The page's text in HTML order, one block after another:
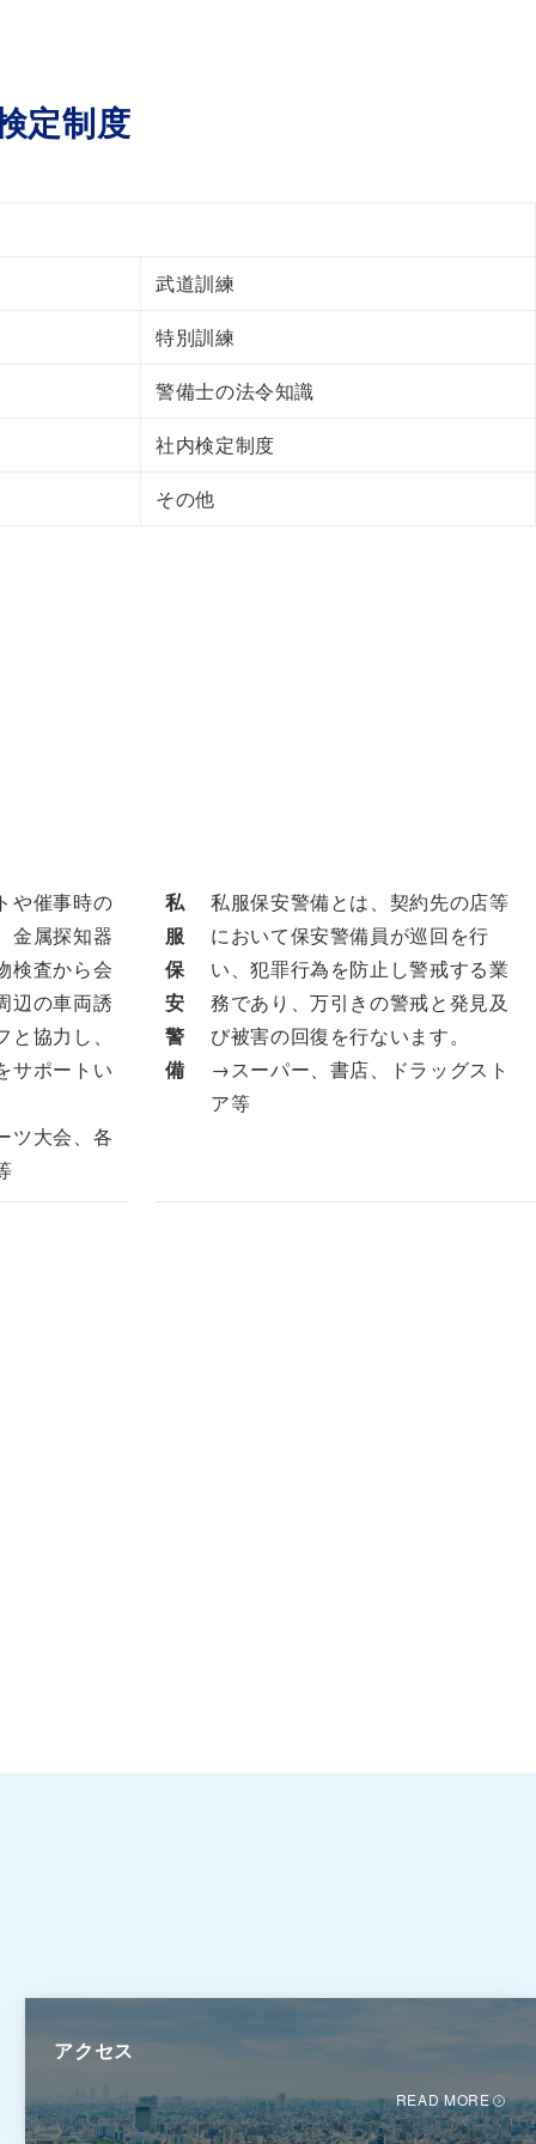
定制度
武道訓練
特別訓練
警備士の法令知識
社内検定制度
その他
や催事時の
金属探知器
検査から会
辺の車両誘
協力し、
サポートい
ツ大会、各
私
服
保
安
警
備
私服保安警備とは、契約先の店等
において保安警備員が巡回を行
い、犯罪行為を防止し警戒する業
務であり、万引きの警戒と発見及
び被害の回復を行ないます。
→スーパー、書店、ドラッグスト
ア等
アクセス
READ MORE